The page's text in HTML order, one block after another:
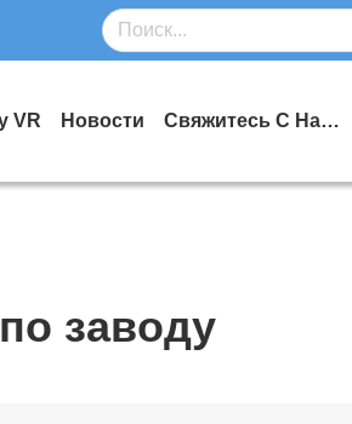
VR Новости Свяжитесь С Нами
заводу